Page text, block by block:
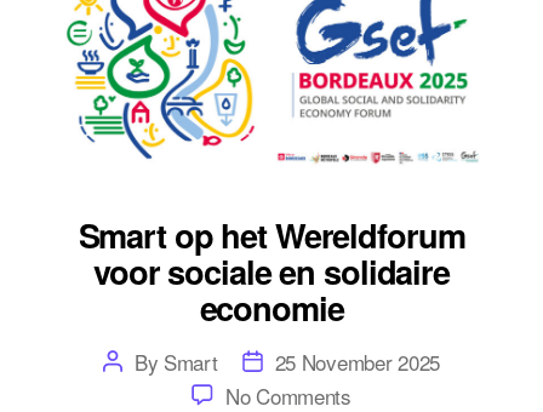
Smart op het Wereldforum
voor sociale en solidaire
economie
Post
author
By Smart Post
date
25 November 2025
No Commentson